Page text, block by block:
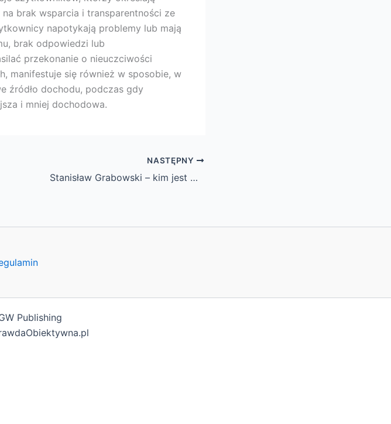
brak wsparcia i transparentności ze
napotykają problemy lub mają
brak odpowiedzi lub
przekonanie o nieuczciwości
manifestuje się również w sposobie, w
źródło dochodu, podczas gdy
i mniej dochodowa.
NASTĘPNY
Stanisław Grabowski – kim jest mąż Sanah? Tajemniczy ślub, wiek Stana
Publishing